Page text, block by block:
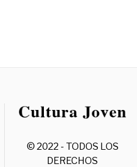
© 2022 - TODOS LOS
DERECHOS